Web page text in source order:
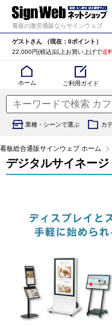
看板の激安通販ならサインウェブ
ゲストさん （現在：0ポイント）
22,000円(税込)以上お買い上げで送
ホーム ご利用ガイド
業種・シーンで選ぶ カ
看板総合通販サインウェブ ホーム
デジタルサイネージ